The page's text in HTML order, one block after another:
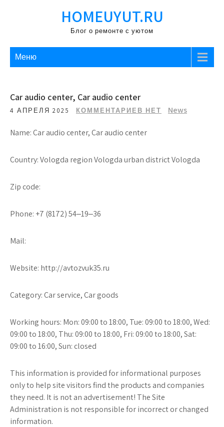
HOMEUYUT.RU
Блог о ремонте с уютом
Меню
Car audio center, Car audio center
4 АПРЕЛЯ 2025 КОММЕНТАРИЕВ НЕТ News
Name: Car audio center, Car audio center
Country: Vologda region Vologda urban district Vologda
Zip code:
Phone: +7 (8172) 54‒19‒36
Mail:
Website: http://avtozvuk35.ru
Category: Car service, Car goods
Working hours: Mon: 09:00 to 18:00, Tue: 09:00 to 18:00, Wed:
09:00 to 18:00, Thu: 09:00 to 18:00, Fri: 09:00 to 18:00, Sat:
09:00 to 16:00, Sun: closed
This information is provided for informational purposes
only to help site visitors find the products and companies
they need. It is not an advertisement! The Site
Administration is not responsible for incorrect or changed
information.